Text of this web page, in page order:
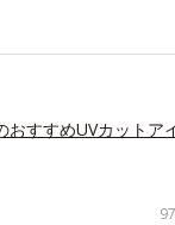
おすすめUVカットア